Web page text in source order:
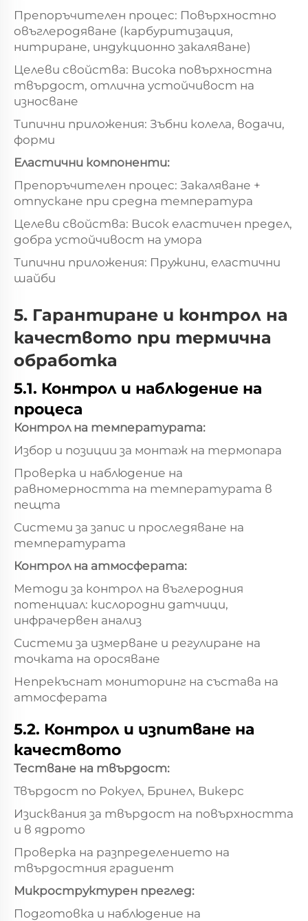
Препоръчителен процес: Повърхностно
овъглеродяване (карбуритизация,
нитриране, индукционно закаляване)
Целеви свойства: Висока повърхностна
твърдост, отлична устойчивост на
износване
Типични приложения: Зъбни колела, водачи,
форми
Еластични компоненти:
Препоръчителен процес: Закаляване +
отпускане при средна температура
Целеви свойства: Висок еластичен предел,
добра устойчивост на умора
Типични приложения: Пружини, еластични
шайби
5. Гарантиране и контрол на
качеството при термична
обработка
5.1. Контрол и наблюдение на
процеса
Контрол на температурата:
Избор и позиции за монтаж на термопара
Проверка и наблюдение на
равномерността на температурата в
пещта
Системи за запис и проследяване на
температурата
Контрол на атмосферата:
Методи за контрол на въглеродния
потенциал: кислородни датчици,
инфрачервен анализ
Системи за измерване и регулиране на
точката на оросяване
Непрекъснат мониторинг на състава на
атмосферата
5.2. Контрол и изпитване на
качеството
Тестване на твърдост:
Твърдост по Рокуел, Бринел, Викерс
Изисквания за твърдост на повърхността
и в ядрото
Проверка на разпределението на
твърдостния градиент
Микроструктурен преглед:
Подготовка и наблюдение на